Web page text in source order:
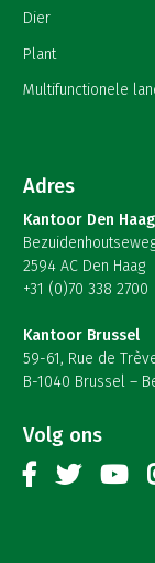
Dier
Plant
Multifunctionele
Adres
Kantoor Den Haag
2594 AC Den Haag
+31 (0)70 338 2700
Kantoor Brussel
59-61, Rue de
B-1040 Brussel –
Volg ons